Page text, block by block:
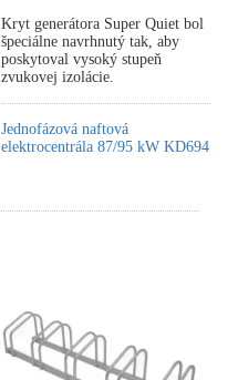
Kryt generátora Super Quiet bol
špeciálne navrhnutý tak, aby
poskytoval vysoký stupeň
zvukovej izolácie.
Jednofázová naftová
elektrocentrála 87/95 kW KD694